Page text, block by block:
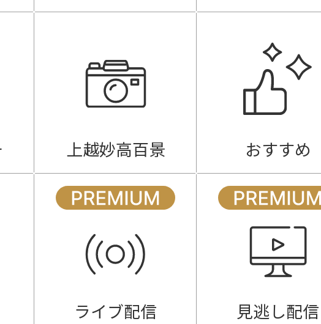
上越妙高百景 おすすめ
ライブ配信 見逃し配信